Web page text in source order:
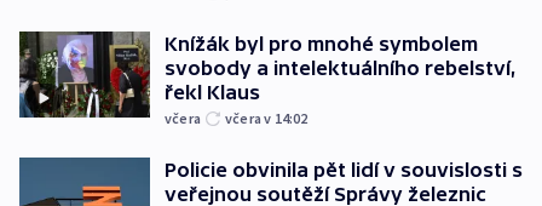
Knížák byl pro mnohé symbolem
svobody a intelektuálního rebelství,
řekl Klaus
včera včera v 14:02
Policie obvinila pět lidí v souvislosti s
veřejnou soutěží Správy železnic